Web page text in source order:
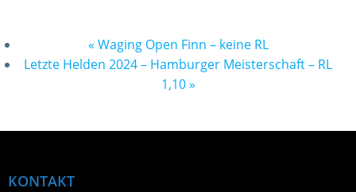
« Waging Open Finn – keine RL
Letzte Helden 2024 – Hamburger Meisterschaft – RL
1,10»
KONTAKT